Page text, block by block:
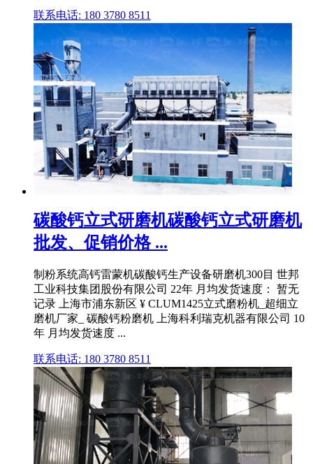
联系电话: 180 3780 8511
碳酸钙立式研磨机碳酸钙立式研磨机
批发、促销价格 ...
制粉系统高钙雷蒙机碳酸钙生产设备研磨机300目 世邦
工业科技集团股份有限公司 22年 月均发货速度： 暂无
记录 上海市浦东新区 ¥ CLUM1425立式磨粉机_超细立
磨机厂家_ 碳酸钙粉磨机 上海科利瑞克机器有限公司 10
年 月均发货速度 ...
联系电话: 180 3780 8511